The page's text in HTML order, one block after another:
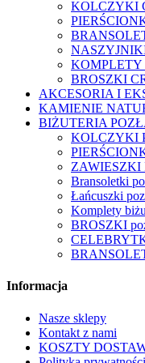
KOLCZYKI
KOMPLETY
BROSZKI
AKCESORIA I
KAMIENIE
BIŻUTERIA
KOLCZYKI
ZAWIESZKI
Bransoletki
Łańcuszki
Komplety
BROSZKI
Informacja
Nasze sklepy
Kontakt z nami
KOSZTY